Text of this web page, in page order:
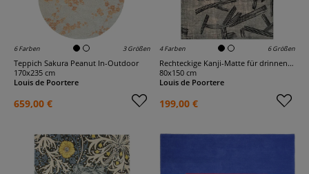
6 Farben 3 Größen
Teppich Sakura Peanut In-Outdoor
170x235 cm
Louis de Poortere
659,00 €
4 Farben 6 Größen
Rechteckige Kanji-Matte für drinnen und draußen
80x150 cm
Louis de Poortere
199,00 €